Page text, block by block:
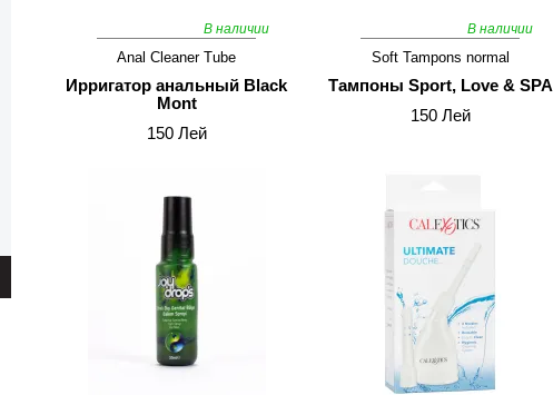
В наличии
Anal Cleaner Tube
Ирригатор анальный Black
Mont
150 Лей
В наличии
Soft Tampons normal
Тампоны Sport, Love & SPA
150 Лей